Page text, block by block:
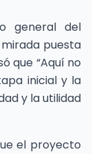
general del
puesta
que “Aquí no
inicial y la
y la utilidad
el proyecto